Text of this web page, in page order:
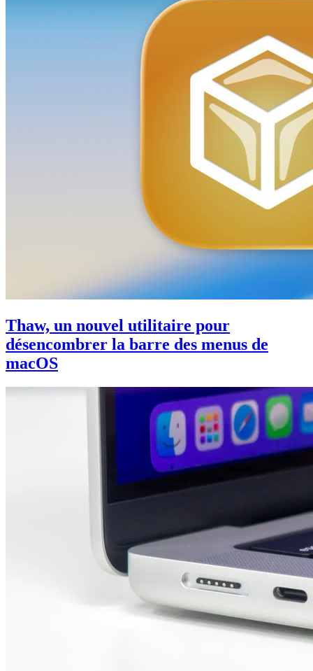
Thaw, un nouvel utilitaire pour
désencombrer la barre des menus de
macOS